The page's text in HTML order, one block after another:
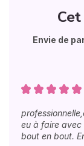
Envie de
eu à faire avec
bout en bout.